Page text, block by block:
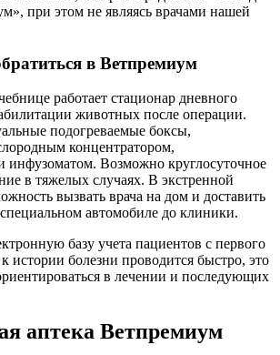
при этом не являясь врачами нашей
в Ветпремиум
работает стационар дневного
животных после операции.
подогреваемые боксы,
концентратором,
инфузоматом. Возможно круглосуточное
в тяжелых случаях. В экстренной
вызвать врача на дом и доставить
автомобиле до клиники.
базу учета пациентов с первого
истории болезни проводится быстро, это
в лечении и последующих
аптека Ветпремиум